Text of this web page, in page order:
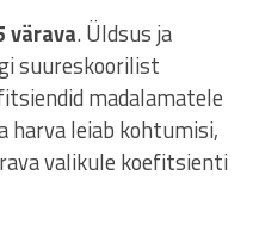
värava. Üldsus ja
suureskoorilist
madalamatele
harva leiab kohtumisi,
valikule koefitsienti